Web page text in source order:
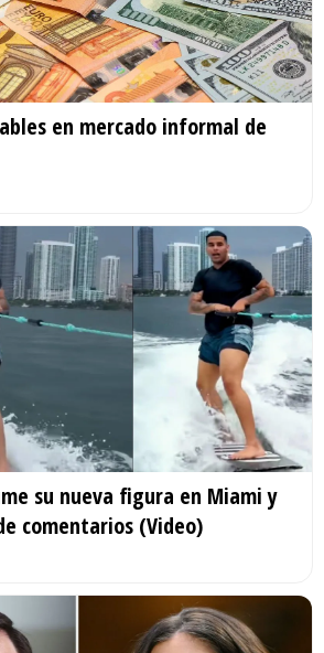
en mercado informal de
su nueva figura en Miami y
comentarios (Video)